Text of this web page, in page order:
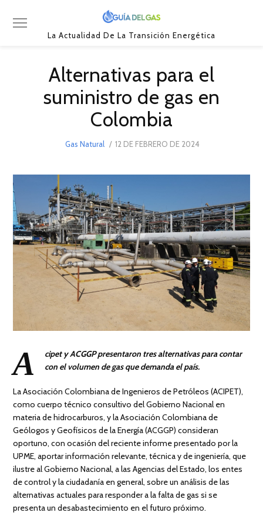
La Actualidad De La Transición Energética
Alternativas para el
suministro de gas en
Colombia
Gas Natural
POSTED
12 DE FEBRERO DE 202413
A
cipet y ACGGP presentaron tres alternativas para contar
con el volumen de gas que demanda el país.
La Asociación Colombiana de Ingenieros de Petróleos (ACIPET),
como cuerpo técnico consultivo del Gobierno Nacional en
materia de hidrocarburos, y la Asociación Colombiana de
Geólogos y Geofísicos de la Energía (ACGGP) consideran
oportuno, con ocasión del reciente informe presentado por la
UPME, aportar información relevante, técnica y de ingeniería, que
ilustre al Gobierno Nacional, a las Agencias del Estado, los entes
de control y la ciudadanía en general, sobre un análisis de las
alternativas actuales para responder a la falta de gas si se
presenta un desabastecimiento en el futuro próximo.